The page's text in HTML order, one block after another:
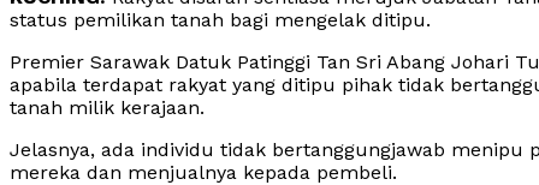
status pemilikan tanah bagi mengelak ditipu.
Premier Sarawak Datuk Patinggi Tan Sri Abang Johari
apabila terdapat rakyat yang ditipu pihak tidak
tanah milik kerajaan.
Jelasnya, ada individu tidak bertanggungjawab
mereka dan menjualnya kepada pembeli.